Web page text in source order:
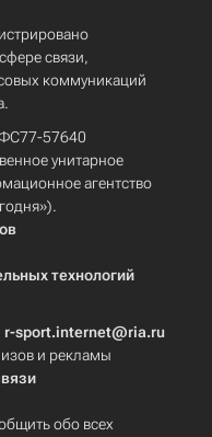
связи,
коммуникаций
57640
унитарное
агентство
технологий
r-sport.internet@ria.ru
и рекламы
обо всех